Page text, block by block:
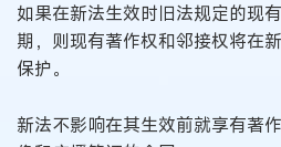
如果在新法生效时旧法规定的现
期，则现有著作权和邻接权将在
保护。
新法不影响在其生效前就享有著